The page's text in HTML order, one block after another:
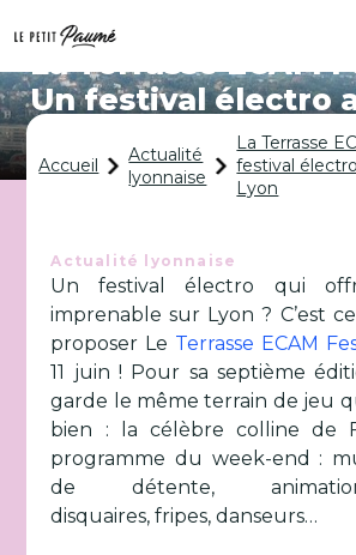
La Terrasse ECAM
Un festival électro
sommet de Lyon
Accueil
Actualité
lyonnaise
La Terrasse
festival
Lyon
Actualité lyonnaise
Un festival électro qui
imprenable sur Lyon ? C’est
proposer Le Terrasse ECAM
11 juin ! Pour sa septième
garde le même terrain de jeu
bien : la célèbre colline de
programme du week-end :
de détente,
disquaires, fripes, danseurs…